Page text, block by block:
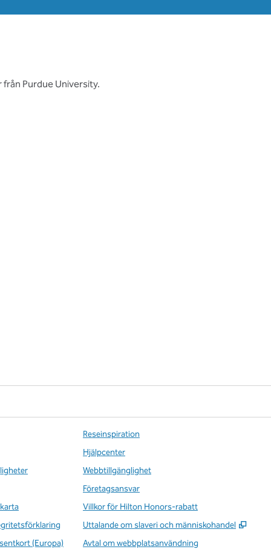
Purdue University.
(Europa)
Reseinspiration
Hjälpcenter
Webbtillgänglighet
Företagsansvar
Villkor för Hilton Honors-rabatt
Uttalande om slaveri och människohandel
,
Avtal om webbplatsanvändning